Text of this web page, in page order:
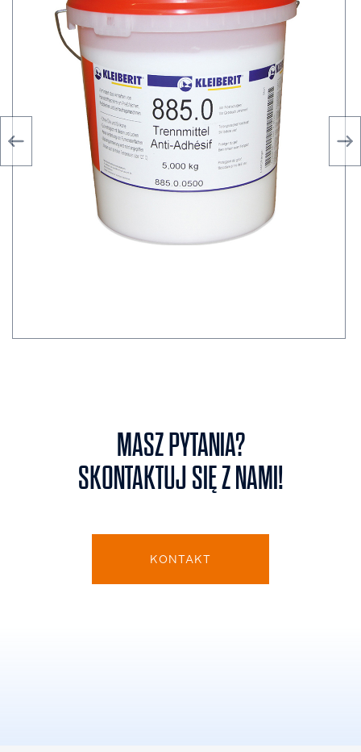
MASZ PYTANIA?
SKONTAKTUJ SIĘ Z NAMI!
KONTAKT